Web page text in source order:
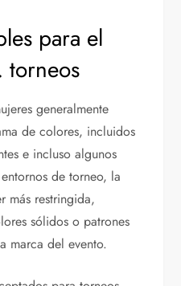
para el
torneos
generalmente
de colores, incluidos
e incluso algunos
de torneo, la
más restringida,
sólidos o patrones
marca del evento.